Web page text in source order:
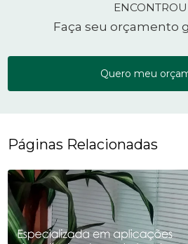
Faça seu orçamento
Quero meu
Páginas Relacionadas